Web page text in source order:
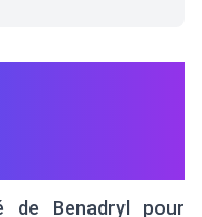
de Benadryl pour